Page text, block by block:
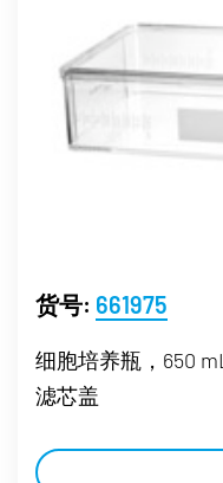
货号: 661975
细胞培养瓶，650
滤芯盖